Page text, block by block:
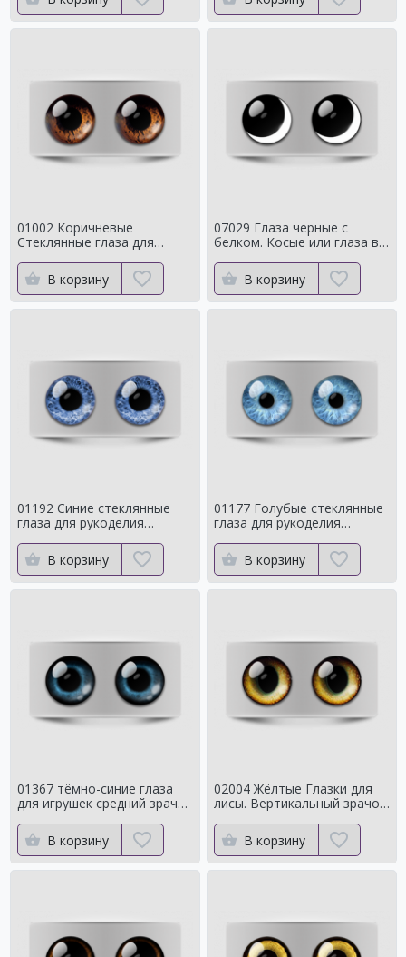
01002 Коричневые
Стеклянные глаза для
Натуральный цвет
В корзину
07029 Глаза черные с
белком. Косые или глаза в
В корзину
01192 Синие стеклянные
глаза для рукоделия
кукол В корзину
01177 Голубые стеклянные
глаза для рукоделия
В корзину
01367 тёмно-синие глаза
для игрушек средний зрачок
В корзину
02004 Жёлтые Глазки для
лисы. Вертикальный зрачок
В корзину